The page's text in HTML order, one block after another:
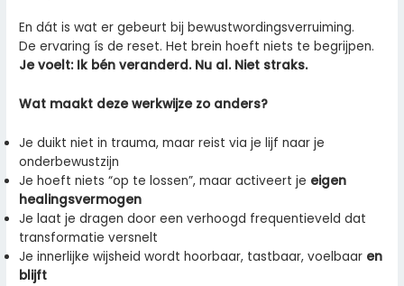
En dát is wat er gebeurt bij bewustwordingsverruiming.
De ervaring ís de reset. Het brein hoeft niets te begrijpen.
Je voelt: Ik bén veranderd. Nu al. Niet straks.
Wat maakt deze werkwijze zo anders?
Je duikt niet in trauma, maar reist via je lijf naar je
onderbewustzijn
Je hoeft niets “op te lossen”, maar activeert je eigen
healingsvermogen
Je laat je dragen door een verhoogd frequentieveld dat
transformatie versnelt
Je innerlijke wijsheid wordt hoorbaar, tastbaar, voelbaar en
blijft